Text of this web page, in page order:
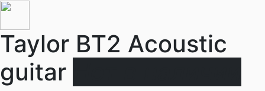
Taylor BT2 Acoustic
guitar